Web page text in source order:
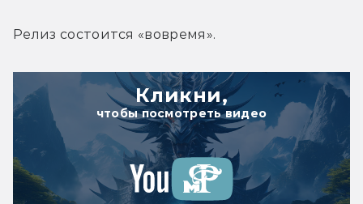
Релиз состоится «вовремя».
Кликни,
чтобы посмотреть видео